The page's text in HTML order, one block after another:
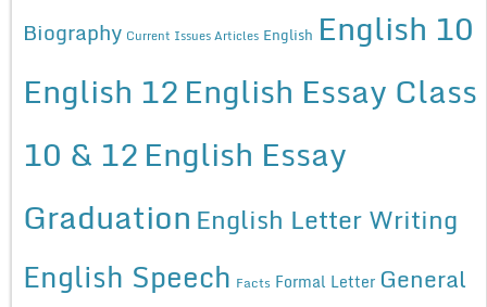
Biography Current Issues Articles English English 10
English 12English Essay Class
10 & 12English Essay
Graduation English Letter Writing
English Speech Facts Formal Letter General